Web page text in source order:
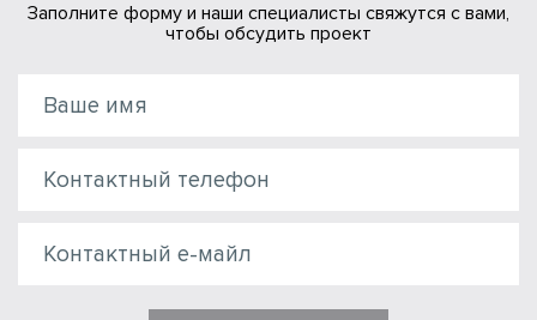
Заполните форму и наши специалисты свяжутся с вами,
чтобы обсудить проект